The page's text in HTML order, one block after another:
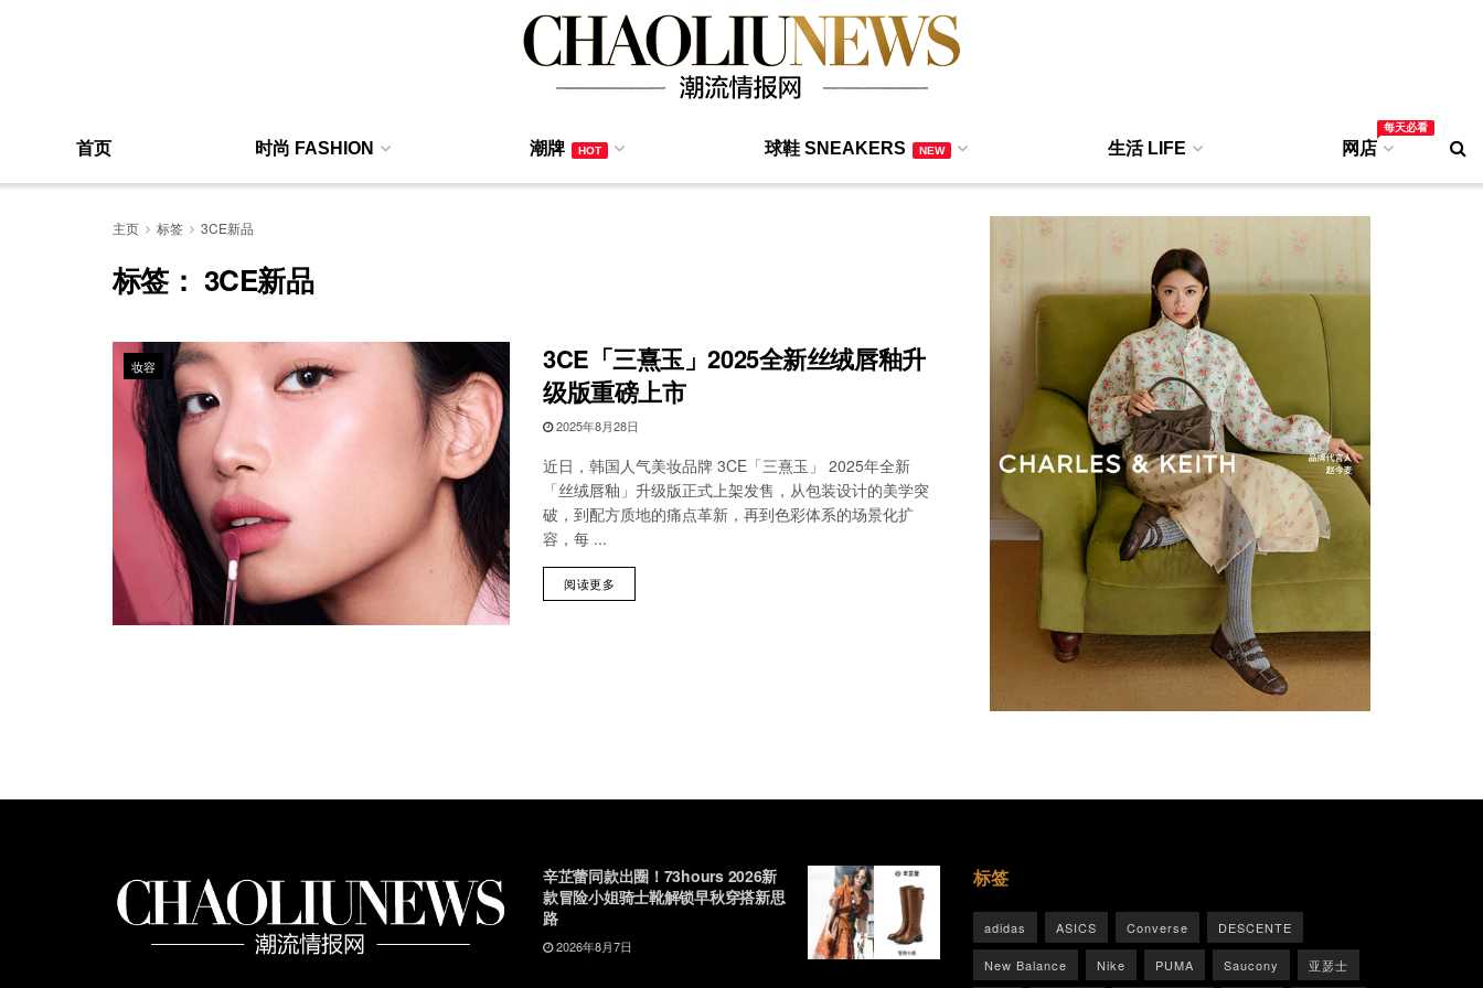
首页 时尚 FASHION 潮牌 HOT 球鞋 SNEAKERS NEW 生活 LIFE 网店
每天必看
主页 标签 3CE新品
标签： 3CE新品
妆容
3CE「三熹玉」2025全新丝绒唇釉升
级版重磅上市
2025年8月28日
近日，韩国人气美妆品牌 3CE「三熹玉」 2025年全新
「丝绒唇釉」升级版正式上架发售，从包装设计的美学突
破，到配方质地的痛点革新，再到色彩体系的场景化扩
容，每 ...
阅读更多
辛芷蕾同款出圈！73hours 2026新
款冒险小姐骑士靴解锁早秋穿搭新思
路
2026年8月7日
标签
adidas ASICS Converse DESCENTE
New Balance Nike PUMA Saucony 亚瑟士